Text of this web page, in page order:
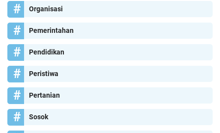
Organisasi
Pemerintahan
Pendidikan
Peristiwa
Pertanian
Sosok